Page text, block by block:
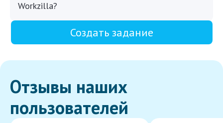
Workzilla?
Создать задание
Отзывы наших
пользователей